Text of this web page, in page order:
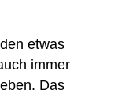
etwas
immer
Das